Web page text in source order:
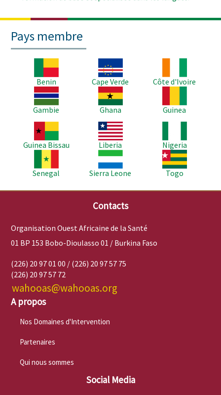
Pays membre
Benin
Image
Cape Verde
Côte d'Ivoire
Image
Gambie
Image
Ghana
Guinea
Image
Guinea Bissau
Image
Liberia
Nigeria
Senegal
Image
Sierra Leone
Image
Togo
Contacts
Organisation Ouest Africaine de la Santé
01 BP 153 Bobo-Dioulasso 01 / Burkina Faso
(226) 20 97 01 00 / (226) 20 97 57 75
(226) 20 97 57 72
wahooas@wahooas.org
A propos
Nos Domaines d'Intervention
Partenaires
Qui nous sommes
Social Media